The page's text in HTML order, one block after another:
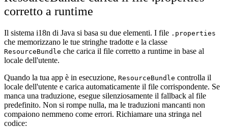
corretto a runtime
Il sistema i18n di Java si basa su due elementi. I file .properties
che memorizzano le tue stringhe tradotte e la classe
ResourceBundle che carica il file corretto a runtime in base al
locale dell'utente.
Quando la tua app è in esecuzione, ResourceBundle controlla il
locale dell'utente e carica automaticamente il file corrispondente. Se
manca una traduzione, esegue silenziosamente il fallback al file
predefinito. Non si rompe nulla, ma le traduzioni mancanti non
compaiono nemmeno come errori. Richiamare una stringa nel
codice: